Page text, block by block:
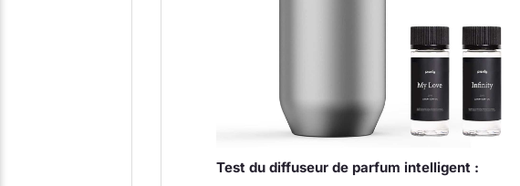
Test du diffuseur de parfum intelligent :